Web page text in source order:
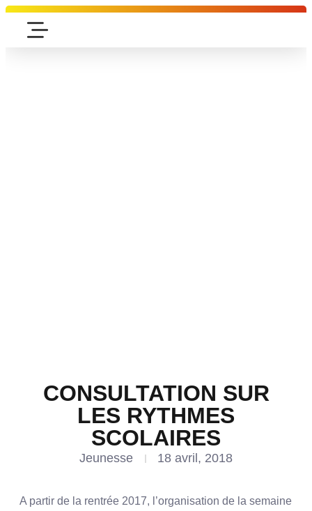
CONSULTATION SUR
LES RYTHMES
SCOLAIRES
Jeunesse 18 avril, 2018
A partir de la rentrée 2017, l’organisation de la semaine